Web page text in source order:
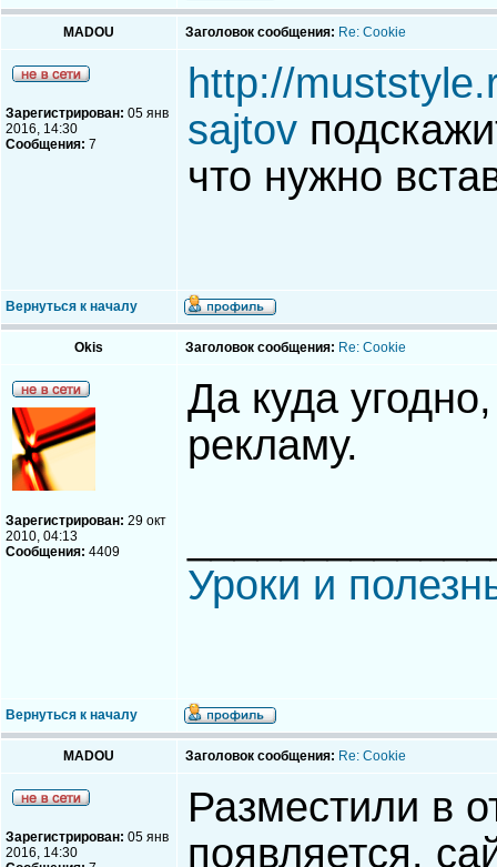
MADOU Заголовок сообщения: Re: Cookie
Зарегистрирован: 05 янв
2016, 14:30
Сообщения: 7
http://
sajtov
что нужно
Вернуться к началу
Okis Заголовок сообщения: Re: Cookie
Зарегистрирован: 29 окт
2010, 04:13
Сообщения: 4409
Да куда
рекламу.
Уроки и
Вернуться к началу
MADOU Заголовок сообщения: Re: Cookie
Зарегистрирован: 05 янв
2016, 14:30
Разместили в
появляется.